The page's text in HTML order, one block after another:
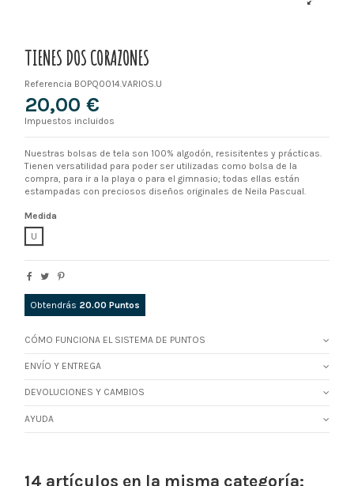
TIENES DOS CORAZONES
Referencia BOPQ0014.VARIOS.U
20,00 €
Impuestos incluidos
Nuestras bolsas de tela son 100% algodón, resisitentes y prácticas.
Tienen versatilidad para poder ser utilizadas como bolsa de la
compra, para ir a la playa o para el gimnasio; todas ellas están
estampadas con preciosos diseños originales de Neila Pascual.
Medida
U
Obtendrás 20.00 Puntos
CÓMO FUNCIONA EL SISTEMA DE PUNTOS
ENVÍO Y ENTREGA
DEVOLUCIONES Y CAMBIOS
AYUDA
14 artículos en la misma categoría: